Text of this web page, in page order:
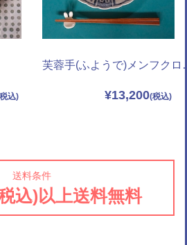
芙蓉手(
¥13,200
送料条件
込)以上送料無料